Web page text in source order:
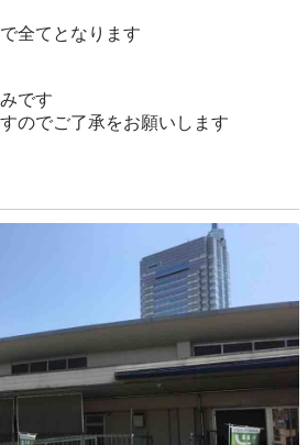
全てとなります
です
のでご了承をお願いします